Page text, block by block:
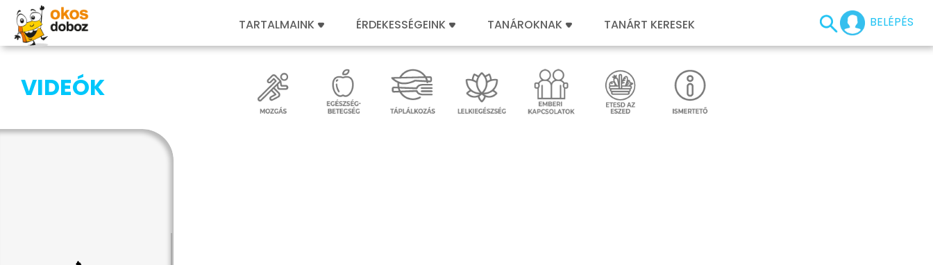
BELÉPÉS
TARTALMAINK ÉRDEKESSÉGEINK TANÁROKNAK TANÁRT KERESEK
VIDEÓK